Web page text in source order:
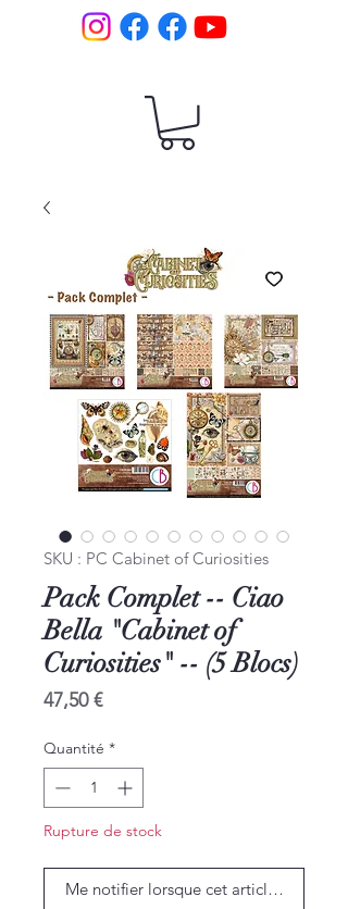
SKU : PC Cabinet of Curiosities
Pack Complet -- Ciao
Bella "Cabinet of
Curiosities" -- (5 Blocs)
47,50 €Prix
Quantité *
Rupture de stock
Me notifier lorsque cet article est